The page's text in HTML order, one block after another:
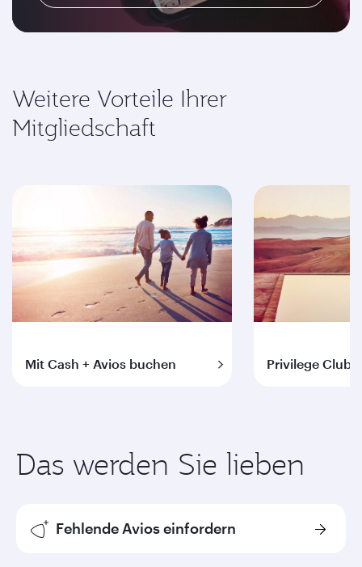
Weitere Vorteile Ihrer
Mitgliedschaft
Mit Cash + Avios buchen Privilege Club
Das werden Sie lieben
Fehlende Avios einfordern